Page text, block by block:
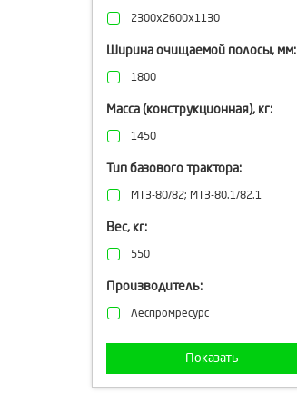
2300х2600х1130
Ширина очищаемой полосы, мм:
1800
Масса (конструкционная), кг:
1450
Тип базового трактора:
МТЗ-80/82; МТЗ-80.1/82.1
Вес, кг:
550
Производитель:
Леспромресурс
Показать